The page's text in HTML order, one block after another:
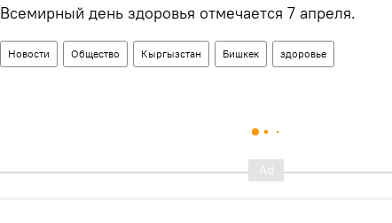
Всемирный день здоровья отмечается 7 апреля.
Новости Общество Кыргызстан Бишкек здоровье